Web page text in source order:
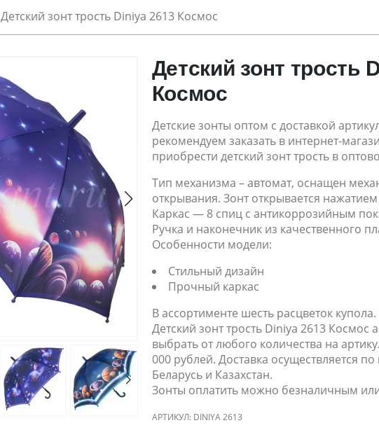
Детский зонт трость Diniya 2613 Космос
Детский зонт трость
Космос
Детские зонты оптом с доставкой
рекомендуем заказать в интернет-
приобрести детский зонт трость в
Тип механизма – автомат, оснащен
открывания. Зонт открывается
Каркас — 8 спиц с антикоррозийным
Ручка и наконечник из качественного
Особенности модели:
Стильный дизайн
Прочный каркас
В ассортименте шесть расцветок купола.
Детский зонт трость Diniya 2613
выбрать от любого количества на
000 рублей. Доставка осуществляется
Беларусь и Казахстан.
Зонты оплатить можно безналичным
АРТИКУЛ: DINIYA 2613